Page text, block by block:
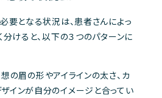
要となる状況は、患者さんによっ
分けると、以下の３つのパターンに
の眉の形やアイラインの太さ、カ
インが自分のイメージと合ってい